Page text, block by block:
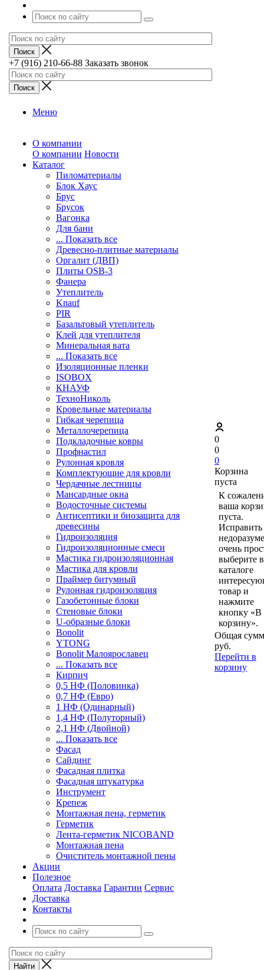
+7 (916) 210-66-88 Заказать звонок
Меню
О компании
О компании Новости
Каталог
Пиломатериалы
Блок Хаус
Брус
Брусок
Вагонка
Для бани
... Показать все
Древесно-плитные материалы
Оргалит (ДВП)
Плиты OSB-3
Фанера
Утеплитель
Knauf
PIR
Базальтовый утеплитель
Клей для утеплителя
Минеральная вата
... Показать все
Изоляционные пленки
ISOBOX
КНАУФ
ТехноНиколь
Кровельные материалы
Гибкая черепица
Металлочерепица
Подкладочные ковры
Профнастил
Рулонная кровля
Комплектующие для кровли
Чердачные лестницы
Мансардные окна
Водосточные системы
Антисептики и биозащита для
древесины
Гидроизоляция
Гидроизоляционные смеси
Мастика гидроизоляционная
Мастика для кровли
Праймер битумный
Рулонная гидроизоляция
Газобетонные блоки
Стеновые блоки
U-образные блоки
Bonolit
YTONG
Bonolit Малоярославец
... Показать все
Кирпич
0,5 НФ (Половинка)
0,7 НФ (Евро)
1 НФ (Одинарный)
1,4 НФ (Полуторный)
2,1 НФ (Двойной)
... Показать все
Фасад
Сайдинг
Фасадная плитка
Фасадная штукатурка
Инструмент
Крепеж
Монтажная пена, герметик
Герметик
Лента-герметик NICOBAND
Монтажная пена
Очиститель монтажной пены
Акции
Полезное
Оплата Доставка Гарантии Сервис
Доставка
Контакты
0
0
0
Корзина
пуста
К
ваша
пуста.
Исправить
очень
выберите в
каталоге
товар и
нажмите
кнопку «В
корзину».
Общая
руб.
Перейти в
корзину